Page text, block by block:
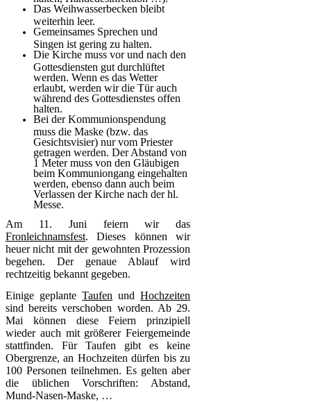
Das Weihwasserbecken bleibt
weiterhin leer.
Gemeinsames Sprechen und
Singen ist gering zu halten.
Die Kirche muss vor und nach den
Gottesdiensten gut durchlüftet
werden. Wenn es das Wetter
erlaubt, werden wir die Tür auch
während des Gottesdienstes offen
halten.
Bei der Kommunionspendung
muss die Maske (bzw. das
Gesichtsvisier) nur vom Priester
getragen werden. Der Abstand von
1 Meter muss von den Gläubigen
beim Kommuniongang eingehalten
werden, ebenso dann auch beim
Verlassen der Kirche nach der hl.
Messe.
Am 11. Juni feiern wir das
Fronleichnamsfest. Dieses können wir
heuer nicht mit der gewohnten Prozession
begehen. Der genaue Ablauf wird
rechtzeitig bekannt gegeben.
Einige geplanteTaufen undHochzeiten
sind bereits verschoben worden. Ab 29.
Mai können diese Feiern prinzipiell
wieder auch mit größerer Feiergemeinde
stattfinden. Für Taufen gibt es keine
Obergrenze, an Hochzeiten dürfen bis zu
100 Personen teilnehmen. Es gelten aber
die üblichen Vorschriften: Abstand,
Mund-Nasen-Maske, …